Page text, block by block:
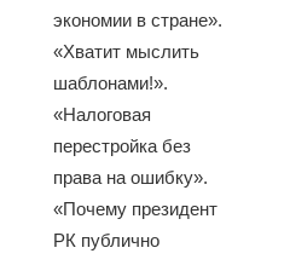
экономии в стране».
«Хватит мыслить
шаблонами!».
«Налоговая
перестройка без
права на ошибку».
«Почему президент
РК публично